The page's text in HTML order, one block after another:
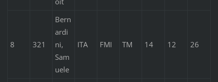
8 321
Bern
ardi
ni,
Sam
uele
ITA FMI TM 14 12 26